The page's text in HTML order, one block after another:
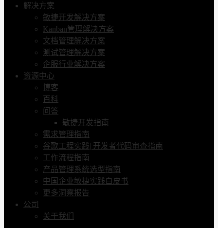
解决方案
敏捷开发解决方案
Kanban管理解决方案
文档管理解决方案
测试管理解决方案
企服行业解决方案
资源中心
博客
百科
问答
敏捷开发指南
需求管理指南
谷歌工程实践| 开发者代码审查指南
工作流程指南
产品管理系统选型指南
中国企业敏捷实践白皮书
更多洞察报告
公司
关于我们